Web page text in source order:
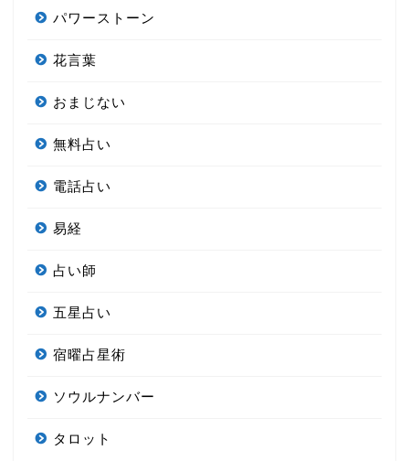
パワーストーン
花言葉
おまじない
無料占い
電話占い
易経
占い師
五星占い
宿曜占星術
ソウルナンバー
タロット